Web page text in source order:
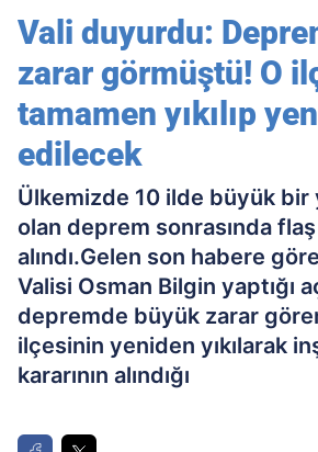
edilecek
Vali duyurdu:
zarar görmüştü! O
tamamen yıkılıp
edilecek
Ülkemizde 10 ilde büyük bir
olan deprem sonrasında
alındı.Gelen son habere
Valisi Osman Bilgin yaptığı
depremde büyük zarar
ilçesinin yeniden yıkılarak
kararının alındığı